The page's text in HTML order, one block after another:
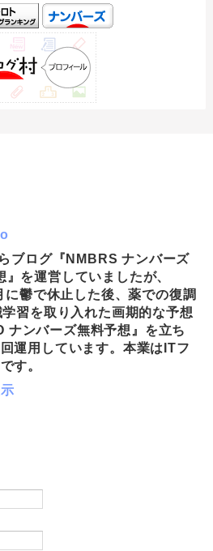
ブログ『NMBRS ナンバーズ
』を運営していましたが、
に鬱で休止した後、薬での復調
習を取り入れた画期的な予想
ナンバーズ無料予想』を立ち
運用しています。本業はITフ
す。